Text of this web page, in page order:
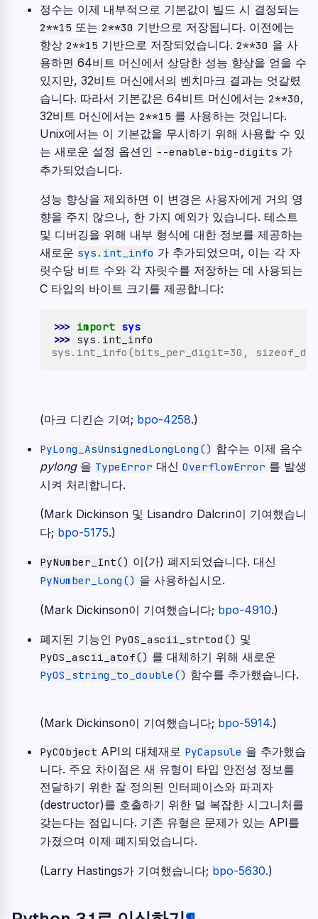
정수는 이제 내부적으로 기본값이 빌드 시 결정되는
2**15 또는 2**30 기반으로 저장됩니다. 이전에는
항상 2**15 기반으로 저장되었습니다. 2**30 을 사
용하면 64비트 머신에서 상당한 성능 향상을 얻을 수
있지만, 32비트 머신에서의 벤치마크 결과는 엇갈렸
습니다. 따라서 기본값은 64비트 머신에서는 2**30,
32비트 머신에서는 2**15 를 사용하는 것입니다.
Unix에서는 이 기본값을 무시하기 위해 사용할 수 있
는 새로운 설정 옵션인 --enable-big-digits 가
추가되었습니다.
성능 향상을 제외하면 이 변경은 사용자에게 거의 영
향을 주지 않으나, 한 가지 예외가 있습니다. 테스트
및 디버깅을 위해 내부 형식에 대한 정보를 제공하는
새로운 sys.int_info 가 추가되었으며, 이는 각 자
릿수당 비트 수와 각 자릿수를 저장하는 데 사용되는
C 타입의 바이트 크기를 제공합니다:
>>> import sys
>>> sys . int_info
sys.int_info(bits_per_digit=30,
(마크 디킨슨 기여; bpo-4258.)
PyLong_AsUnsignedLongLong() 함수는 이제 음수
pylong을 TypeError 대신 OverflowError 를 발생
시켜 처리합니다.
(Mark Dickinson 및 Lisandro Dalcrin이 기여했습니
다; bpo-5175.)
PyNumber_Int() 이(가) 폐지되었습니다. 대신
PyNumber_Long() 을 사용하십시오.
(Mark Dickinson이 기여했습니다; bpo-4910.)
폐지된 기능인 PyOS_ascii_strtod() 및
PyOS_ascii_atof() 를 대체하기 위해 새로운
PyOS_string_to_double() 함수를 추가했습니다.
(Mark Dickinson이 기여했습니다; bpo-5914.)
PyCObject API의 대체재로 PyCapsule 을 추가했습
니다. 주요 차이점은 새 유형이 타입 안전성 정보를
전달하기 위한 잘 정의된 인터페이스와 파괴자
(destructor)를 호출하기 위한 덜 복잡한 시그니처를
갖는다는 점입니다. 기존 유형은 문제가 있는 API를
가졌으며 이제 폐지되었습니다.
(Larry Hastings가 기여했습니다; bpo-5630.)